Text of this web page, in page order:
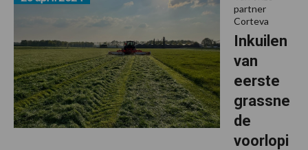
partner
Corteva
Inkuilen
van
eerste
grassne
de
voorlopi